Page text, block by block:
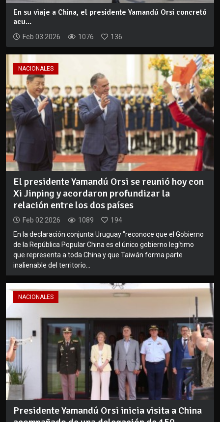
En su viaje a China, el presidente Yamandú Orsi concretó
acu...
Feb 03 2026 1076 136
NACIONALES
El presidente Yamandú Orsi se reunió hoy con
Xi Jinping y acordaron profundizar la
relación entre los dos países
Feb 02 2026 1089
194
En la declaración conjunta Uruguay "reconoce que el Gobierno
de la República Popular China es el único gobierno legítimo
que representa a toda China y que Taiwán forma parte
inalienable del territorio...
NACIONALES
Presidente Yamandú Orsi inicia visita a China